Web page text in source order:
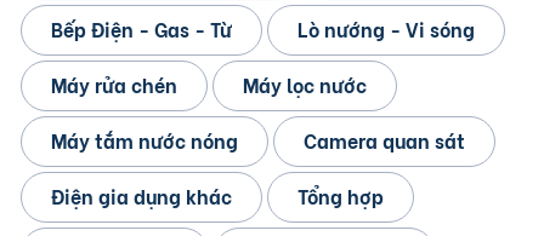
Bếp Điện - Gas - Từ
Lò nướng - Vi sóng
Máy rửa chén
Máy lọc nước
Máy tắm nước nóng
Camera quan sát
Điện gia dụng khác
Tổng hợp